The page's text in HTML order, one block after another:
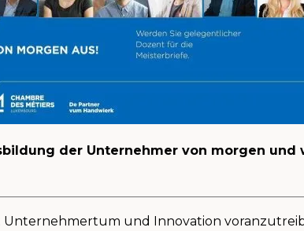
der Unternehmer von morgen und
Unternehmertum und Innovation